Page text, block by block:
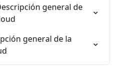
general de
general de la